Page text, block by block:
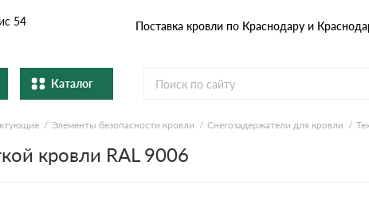
Поставка кровли по Краснодару и
54
Каталог
Металлочерепица
Элементы безопасности кровли Снегозадержатели для кровли
кровли RAL 9006